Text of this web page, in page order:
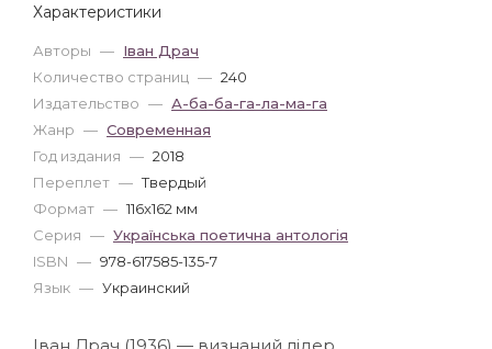
Характеристики
Авторы — Іван Драч
Количество страниц — 240
Издательство — А-ба-ба-га-ла-ма-га
Жанр — Современная
Год издания — 2018
Переплет — Твердый
Формат — 116x162 мм
Серия — Українська поетична антологія
ISBN — 978-617585-135-7
Язык — Украинский
Іван Драч (1936) — визнаний лідер